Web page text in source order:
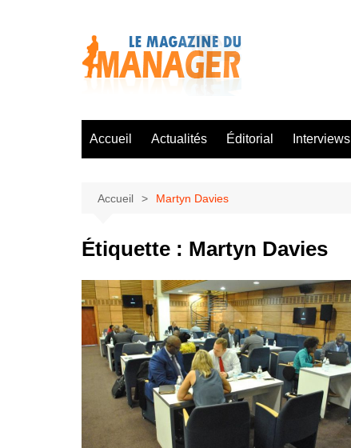
Accueil Actualités Éditorial Interviews
Accueil Martyn Davies
Étiquette : Martyn Davies